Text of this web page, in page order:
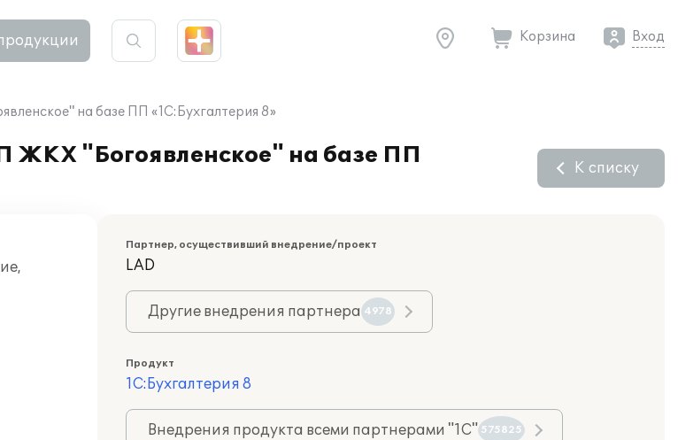
Корзина Вход
на базе ПП «1С:Бухгалтерия 8»
ЖКХ "Богоявленское" на базе ПП
К списку
Партнер, осуществивший внедрение/проект
LAD
Другие внедрения партнера 4978
Продукт
1С:Бухгалтерия 8
Внедрения продукта всеми партнерами "1С" 575825